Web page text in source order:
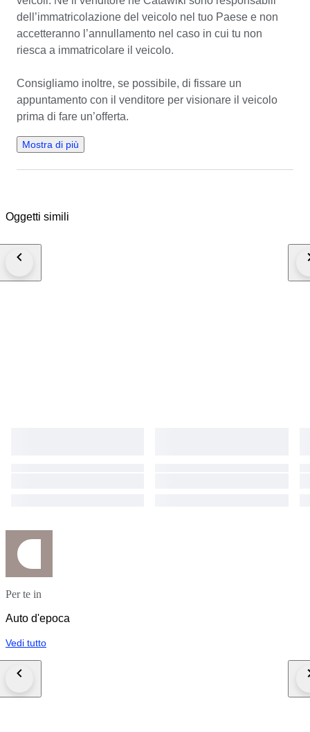
originale (Genova). È quindi pronta per essere registrata
in qualsiasi paese UE senza dazi o tasse doganali.
RITIRO:
L’auto può essere ritirata a Rotterdam, oppure posso
aiutare a organizzare la spedizione ovunque.
dell’immatricolazione del veicolo nel tuo Paese e non
accetteranno l’annullamento nel caso in cui tu non
riesca a immatricolare il veicolo.
Consigliamo inoltre, se possibile, di fissare un
appuntamento con il venditore per visionare il veicolo
prima di fare un’offerta.
Mostra di più
Oggetti simili
Per te in
Auto d'epoca
Vedi tutto